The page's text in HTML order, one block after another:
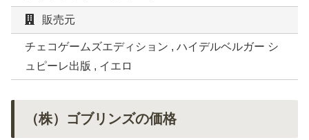
販売元
チェコゲームズエディション , ハイデルベルガー シ
ュピーレ出版 , イエロ
（株）ゴブリンズの価格